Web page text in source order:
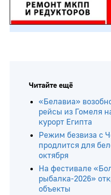
Читайте ещё
«Белавиа»
рейсы из Гомеля
курорт Египта
Режим безвиза с
продлится для
октября
На фестивале
рыбалка-2026»
объекты